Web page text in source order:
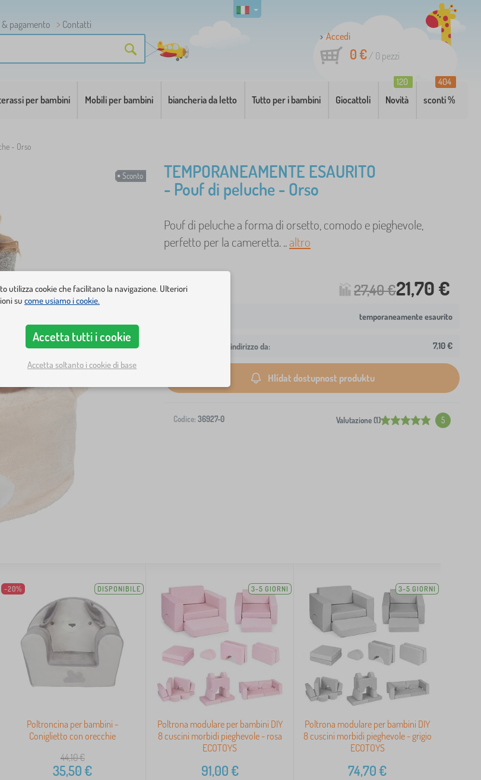
pagamento
Contatti
Accedi
0 €/ 0 pezzi
per bambini Mobili per bambini biancheria da letto Tutto per i bambini Giocattoli Novità
120
sconti %
404
- Orso
Sconto
TEMPORANEAMENTE ESAURITO
- Pouf di peluche - Orso
Pouf di peluche a forma di orsetto, comodo e pieghevole,
perfetto per la cameretta. ..altro
27,40 €21,70 €
temporaneamente esaurito
Spedizione al tuo indirizzo da: 7,10 €
Hlídat dostupnost produktu
Codice: 36927-0 Valutazione (1) 5
-20% DISPONIBILE
Poltroncina per bambini -
Coniglietto con orecchie
44,10€
35,50€
3-5 GIORNI
Poltrona modulare per bambini DIY
8 cuscini morbidi pieghevole - rosa
ECOTOYS
91,00€
3-5 GIORNI
Poltrona modulare per bambini DIY
8 cuscini morbidi pieghevole - grigio
ECOTOYS
74,70€
utilizza cookie che facilitano la navigazione. Ulteriori
su come usiamo i cookie.
Accetta tutti i cookie
Accetta soltanto i cookie di base